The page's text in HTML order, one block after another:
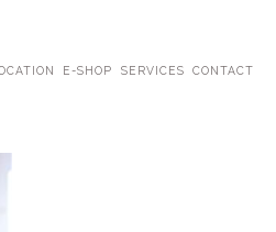
E-SHOP SERVICES CONTACT